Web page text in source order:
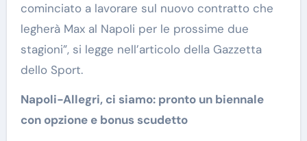
cominciato a lavorare sul nuovo contratto che
legherà Max al Napoli per le prossime due
stagioni”, si legge nell’articolo della Gazzetta
dello Sport.
Napoli-Allegri, ci siamo: pronto un biennale
con opzione e bonus scudetto